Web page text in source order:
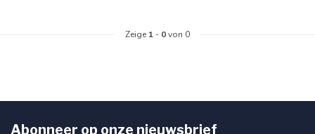
Zeige 1 - 0von 0
Abonneer op onze nieuwsbrief